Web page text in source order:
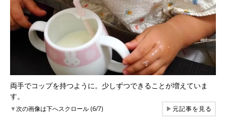
両手でコップを持つように。少しずつできることが増えていま
す。
▼次の画像は下へスクロール (6/7) ▶元記事を見る